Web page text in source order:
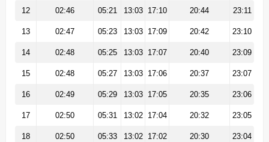
12 02:46 05:21 13:03 17:10 20:44 23:11
13 02:47 05:23 13:03 17:09 20:42 23:10
14 02:48 05:25 13:03 17:07 20:40 23:09
15 02:48 05:27 13:03 17:06 20:37 23:07
16 02:49 05:29 13:03 17:05 20:35 23:06
17 02:50 05:31 13:02 17:04 20:32 23:05
18 02:50 05:33 13:02 17:02 20:30 23:04